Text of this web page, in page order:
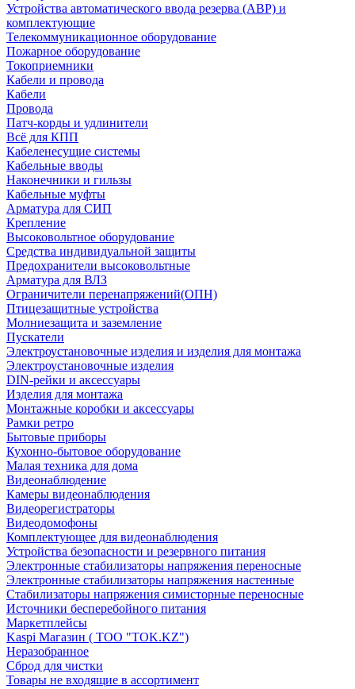
Устройства автоматического ввода резерва (АВР) и
комплектующие
Телекоммуникационное оборудование
Пожарное оборудование
Токоприемники
Кабели и провода
Кабели
Провода
Патч-корды и удлинители
Всё для КПП
Кабеленесущие системы
Кабельные вводы
Наконечники и гильзы
Кабельные муфты
Арматура для СИП
Крепление
Высоковольтное оборудование
Средства индивидуальной защиты
Предохранители высоковольтные
Арматура для ВЛЗ
Ограничители перенапряжений(ОПН)
Птицезащитные устройства
Молниезащита и заземление
Пускатели
Электроустановочные изделия и изделия для монтажа
Электроустановочные изделия
DIN-рейки и аксессуары
Изделия для монтажа
Монтажные коробки и аксессуары
Рамки ретро
Бытовые приборы
Кухонно-бытовое оборудование
Малая техника для дома
Видеонаблюдение
Камеры видеонаблюдения
Видеорегистраторы
Видеодомофоны
Комплектующее для видеонаблюдения
Устройства безопасности и резервного питания
Электронные стабилизаторы напряжения переносные
Электронные стабилизаторы напряжения настенные
Стабилизаторы напряжения симисторные переносные
Источники бесперебойного питания
Маркетплейсы
Kaspi Магазин ( ТОО "TOK.KZ")
Неразобранное
Сброд для чистки
Товары не входящие в ассортимент